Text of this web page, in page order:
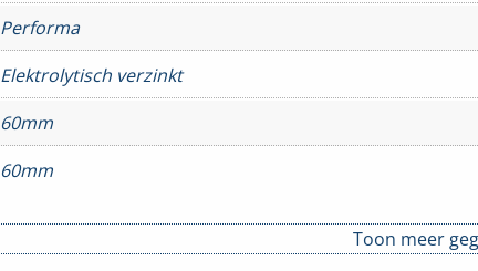
Performa
Elektrolytisch verzinkt
60mm
60mm
Basisprofiel
Toon meer